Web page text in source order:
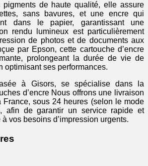
pigments de haute qualité, elle assure
sans bavures, et une encre qui
dans le papier, garantissant une
rendu lumineux est particulièrement
de photos et de documents aux
par Epson, cette cartouche d’encre
prolongeant la durée de vie de
optimisant ses performances.
à Gisors, se spécialise dans la
d’encre Nous offrons une livraison
France, sous 24 heures (selon le mode
afin de garantir un service rapide et
vos besoins d’impression urgents.